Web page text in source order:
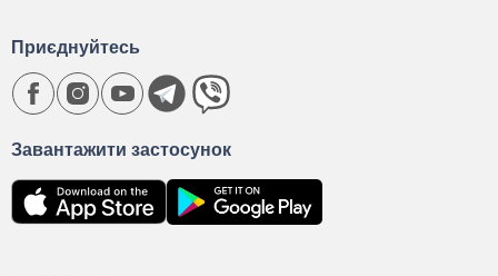
Завантажити застосунок
Приєднуйтесь